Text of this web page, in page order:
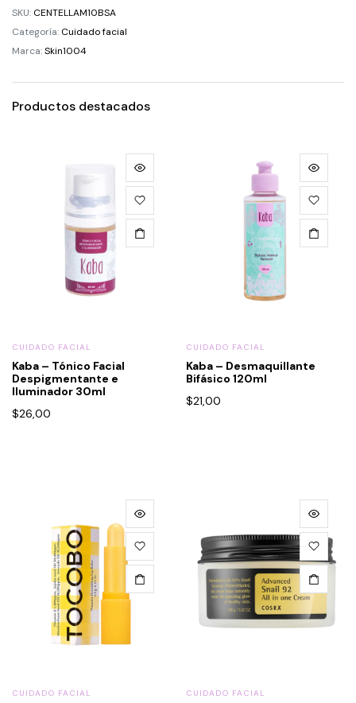
SKU: CENTELLAM10BSA
Categoría: Cuidado facial
Marca:Skin1004
Productos destacados
CUIDADO FACIAL
Kaba – Tónico Facial
Despigmentante e
Iluminador 30ml
$26,00
CUIDADO FACIAL
Kaba – Desmaquillante
Bifásico 120ml
$21,00
CUIDADO FACIAL CUIDADO FACIAL